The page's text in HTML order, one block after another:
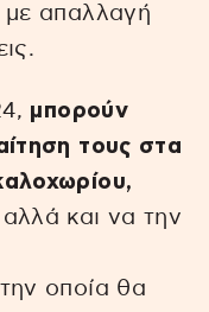
με απαλλαγή
μπορούν
τους στα
αλλά και να την
οποία θα